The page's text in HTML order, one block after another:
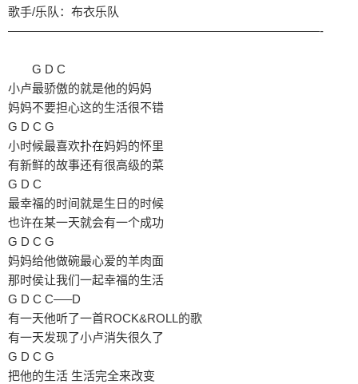
歌手/乐队：布衣乐队
——————————————————————————-
G D C
小卢最骄傲的就是他的妈妈
妈妈不要担心这的生活很不错
G D C G
小时候最喜欢扑在妈妈的怀里
有新鲜的故事还有很高级的菜
G D C
最幸福的时间就是生日的时候
也许在某一天就会有一个成功
G D C G
妈妈给他做碗最心爱的羊肉面
那时侯让我们一起幸福的生活
G D C C—–D
有一天他听了一首ROCK&ROLL的歌
有一天发现了小卢消失很久了
G D C G
把他的生活 生活完全来改变